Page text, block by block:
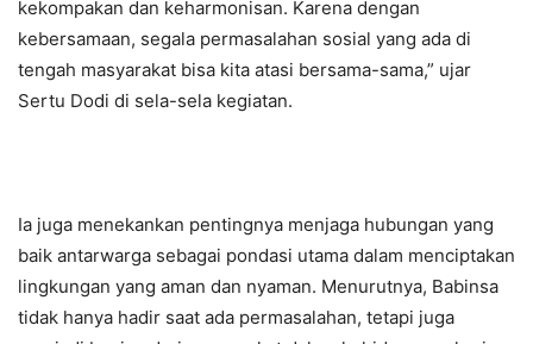
kekompakan dan keharmonisan. Karena dengan
kebersamaan, segala permasalahan sosial yang ada di
tengah masyarakat bisa kita atasi bersama-sama,” ujar
Sertu Dodi di sela-sela kegiatan.
Ia juga menekankan pentingnya menjaga hubungan yang
baik antarwarga sebagai pondasi utama dalam menciptakan
lingkungan yang aman dan nyaman. Menurutnya, Babinsa
tidak hanya hadir saat ada permasalahan, tetapi juga